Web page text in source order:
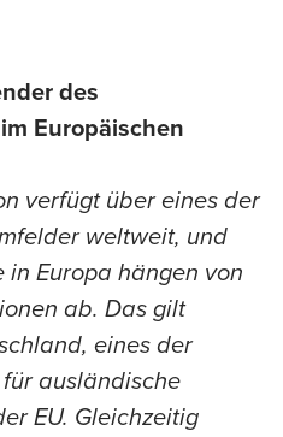
des
Europäischen
verfügt über eines der
weltweit, und
Europa hängen von
ab. Das gilt
eines der
ausländische
EU. Gleichzeitig